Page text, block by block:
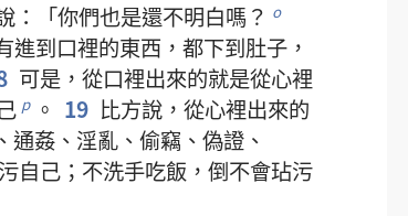
：「你們也是還不明白嗎 ？ o
進到口裡的東西 ， 都下到肚子 ，
可是 ， 從口裡出來的就是從心裡
p 。 19 比方說 ， 從心裡出來的
、 通姦 、 淫亂 、 偷竊 、 偽證 、
自己 ； 不洗手吃飯 ， 倒不會玷污